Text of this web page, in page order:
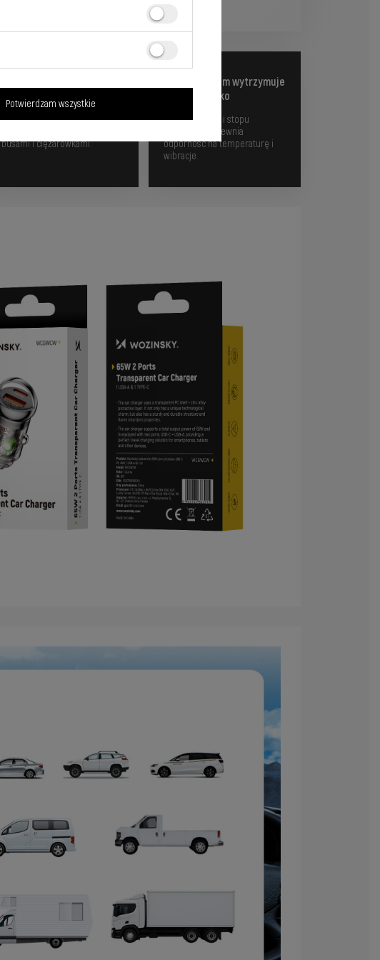
aucie
kompatybilność z
busami i ciężarówkami.
Aluminum wytrzymuje
wszystko
połączenie ABS i stopu
aluminium zapewnia
odporność na temperaturę i
wibracje.
Potwierdzam wszystkie